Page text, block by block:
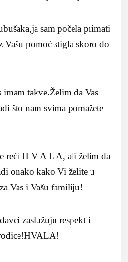
sam počela primati
Vašu pomoć stigla skoro do
imam takve.Želim da Vas
što nam svima pomažete
reći H V A L A, ali želim da
onako kako Vi želite u
Vas i Vašu familiju!
zaslužuju respekt i